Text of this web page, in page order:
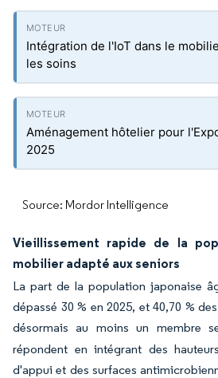
Intégration de l'IoT dans le
les soins
Aménagement hôtelier pour
2025
Source: Mordor Intelligence
Vieillissement rapide de la
mobilier adapté aux seniors
La part de la population japonaise
dépassé 30 % en 2025, et 40,70 %
désormais au moins un membre
répondent en intégrant des
d'appui et des surfaces